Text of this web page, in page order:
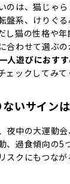
のは、猫じゃ
盤系、けりぐ
し猫の性格や
合わせて選ぶ
人遊びにおす
ェックしてみて
いサイン
夜中の大運動
、過食傾向の5
スクにもつな